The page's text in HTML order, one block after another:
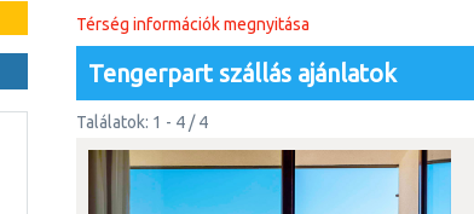
Térség információk megnyitása
Tengerpart szállás ajánlatok
Találatok: 1 - 4 / 4